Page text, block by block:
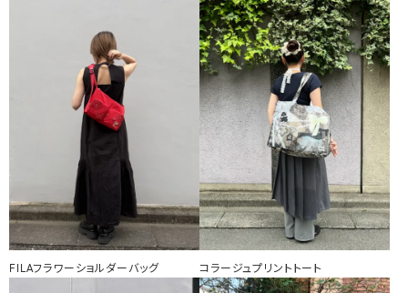
FILAフラワーショルダーバッグ コラージュプリントトート